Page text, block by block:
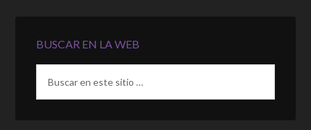
BUSCAR EN LA WEB